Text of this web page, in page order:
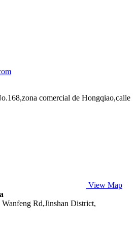
comercial de Hongqiao,calle
View Map
Rd,Jinshan District,